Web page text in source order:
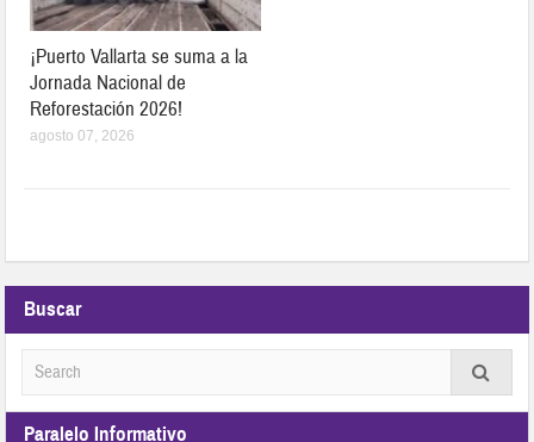
¡Puerto Vallarta se suma a la
Jornada Nacional de
Reforestación 2026!
agosto 07, 2026
Buscar
Paralelo Informativo